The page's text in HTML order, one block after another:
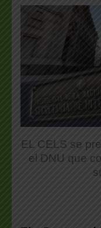
EL CELS se
el DNU que